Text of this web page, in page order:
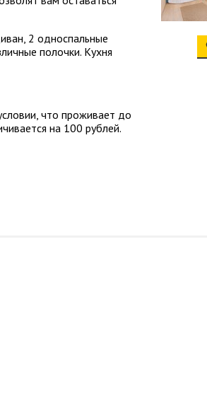
2 односпальные
полочки. Кухня
что проживает до
на 100 рублей.